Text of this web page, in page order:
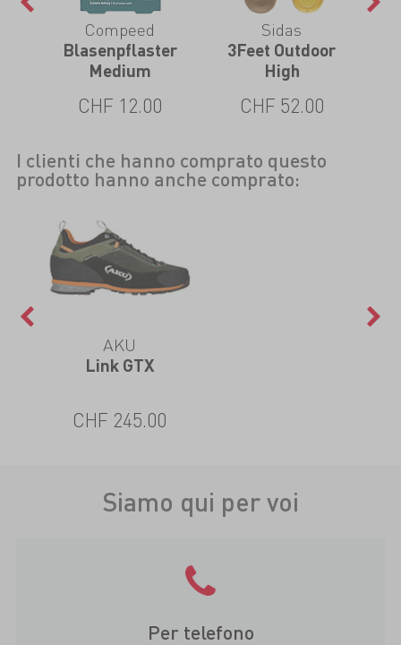
Compeed
Blasenpflaster
Medium
CHF 12.00
Sidas
3Feet Outdoor
High
CHF 52.00
I clienti che hanno comprato questo
prodotto hanno anche comprato:
AKU
Link GTX
CHF 245.00
Siamo qui per voi
Per telefono